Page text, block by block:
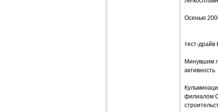
Осенью
тест-драйв
Минувшим
активность.
филиалом